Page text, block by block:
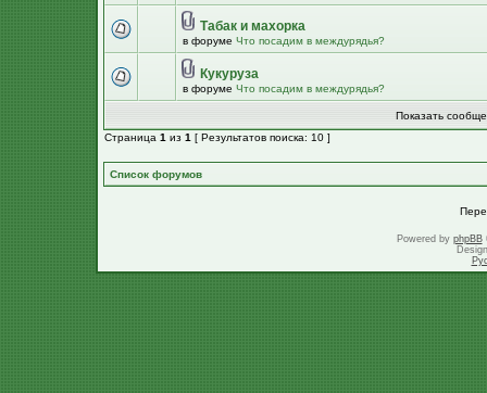
Табак и махорка
в форуме Что посадим в междурядья?
Кукуруза
в форуме Что посадим в междурядья?
Показать
Страница 1 из 1 [ Результатов поиска: 10 ]
Список форумов
Powered by phpBB